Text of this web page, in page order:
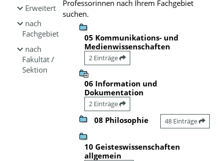
Erweitert
nach
Fachgebiet
nach
Fakultät /
Sektion
Professorinnen nach Ihrem Fachgebiet
suchen.
05 Kommunikations- und
Medienwissenschaften
2 Einträge
06 Information und
Dokumentation
2 Einträge
08 Philosophie 48 Einträge
10 Geisteswissenschaften
allgemein